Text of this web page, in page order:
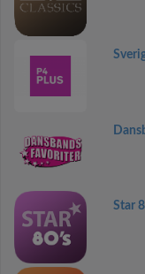
Star